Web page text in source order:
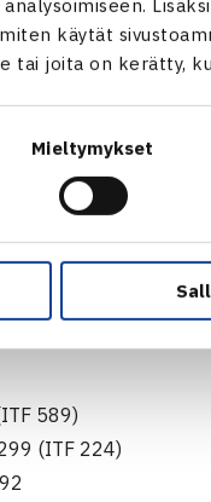
käytät
tai joita on kerätty,
Mieltymykset
(ITF 485)
(ITF 261)
(ITF 330)
223)
589)
(ITF 224)